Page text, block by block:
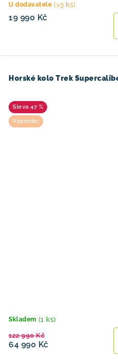
U dodavatele (>3 ks)
19 990 Kč
Horské kolo Trek
47 %
Výprodej
Skladem (1 ks)
64 990 Kč
122 990 Kč